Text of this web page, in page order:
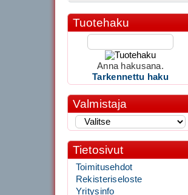
Tuotehaku
Anna hakusana.
Tarkennettu haku
Valmistaja
Tietosivut
Toimitusehdot
Rekisteriseloste
Yritysinfo